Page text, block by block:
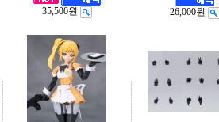
35,500원 26,000원